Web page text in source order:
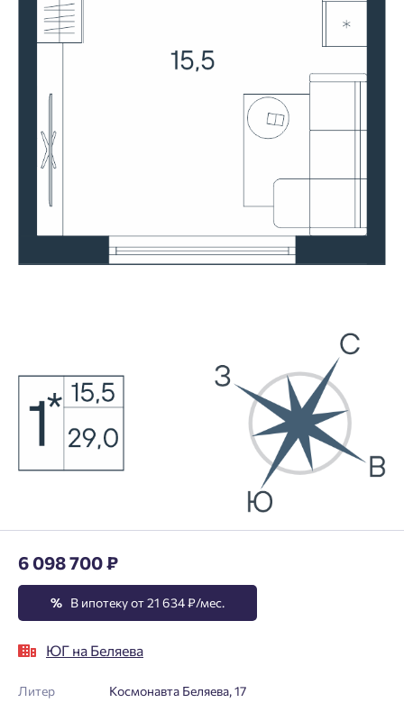
6 098 700 ₽
% В ипотеку от 21 634 ₽/мес.
ЮГ на Беляева
Литер
Космонавта Беляева, 17